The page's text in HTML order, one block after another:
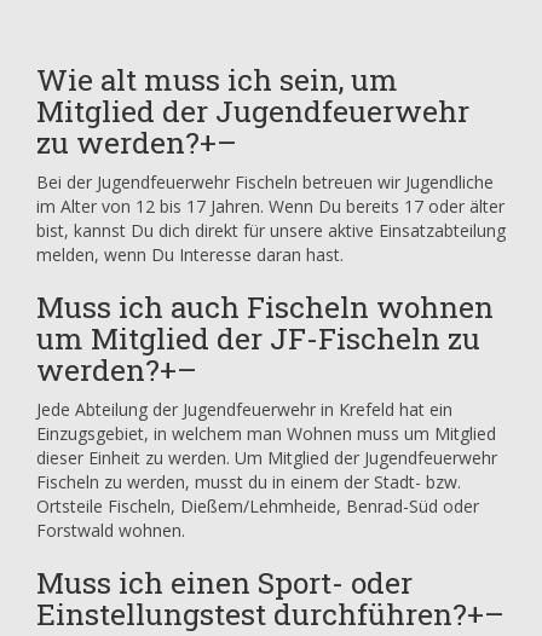
Wie alt muss ich sein, um
Mitglied der Jugendfeuerwehr
zu werden?+–
Bei der Jugendfeuerwehr Fischeln betreuen wir Jugendliche
im Alter von 12 bis 17 Jahren. Wenn Du bereits 17 oder älter
bist, kannst Du dich direkt für unsere aktive Einsatzabteilung
melden, wenn Du Interesse daran hast.
Muss ich auch Fischeln wohnen
um Mitglied der JF-Fischeln zu
werden?+–
Jede Abteilung der Jugendfeuerwehr in Krefeld hat ein
Einzugsgebiet, in welchem man Wohnen muss um Mitglied
dieser Einheit zu werden. Um Mitglied der Jugendfeuerwehr
Fischeln zu werden, musst du in einem der Stadt- bzw.
Ortsteile Fischeln, Dießem/Lehmheide, Benrad-Süd oder
Forstwald wohnen.
Muss ich einen Sport- oder
Einstellungstest durchführen?+–